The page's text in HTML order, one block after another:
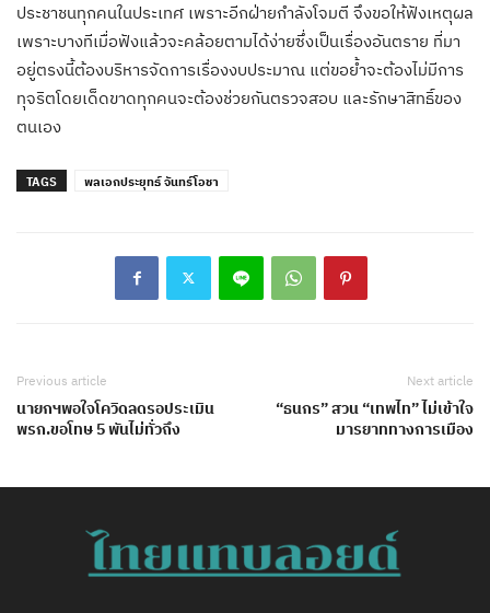
ประชาชนทุกคนในประเทศ เพราะอีกฝ่ายกำลังโจมตี จึงขอให้ฟังเหตุผล
เพราะบางทีเมื่อฟังแล้วจะคล้อยตามได้ง่ายซึ่งเป็นเรื่องอันตราย ที่มา
อยู่ตรงนี้ต้องบริหารจัดการเรื่องงบประมาณ แต่ขอย้ำจะต้องไม่มีการ
ทุจริตโดยเด็ดขาดทุกคนจะต้องช่วยกันตรวจสอบ และรักษาสิทธิ์ของ
ตนเอง
TAGS พลเอกประยุทธ์ จันทร์โอชา
Previous article
นายกฯพอใจโควิดลดรอประเมิน
พรก.ขอโทษ 5 พันไม่ทั่วถึง
Next article
“ธนกร” สวน “เทพไท” ไม่เข้าใจ
มารยาททางการเมือง